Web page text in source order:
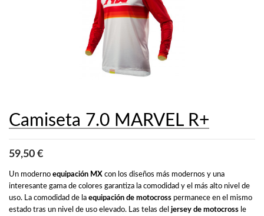
Camiseta 7.0 MARVEL R+
59,50 €
Un moderno equipación MX con los diseños más modernos y una
interesante gama de colores garantiza la comodidad y el más alto nivel de
uso. La comodidad de la equipación de motocross permanece en el mismo
estado tras un nivel de uso elevado. Las telas del jersey de motocross le